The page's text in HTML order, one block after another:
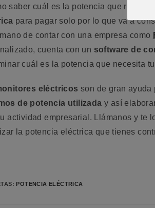
saber cuál es la potencia que
para pagar solo por lo que va a
de contar con una empresa como
cuenta con un software de
cuál es la potencia que necesita
eléctricos son de gran ayuda
de potencia utilizada y así
actividad empresarial. Llámanos y te
la potencia eléctrica que tienes
POTENCIA ELÉCTRICA